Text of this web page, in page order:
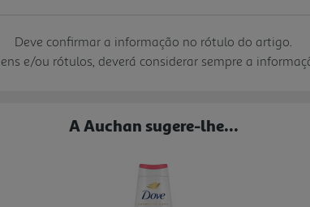
Deve confirmar a informação no rótulo do artigo.
e/ou rótulos, deverá considerar sempre a
A Auchan sugere-lhe...